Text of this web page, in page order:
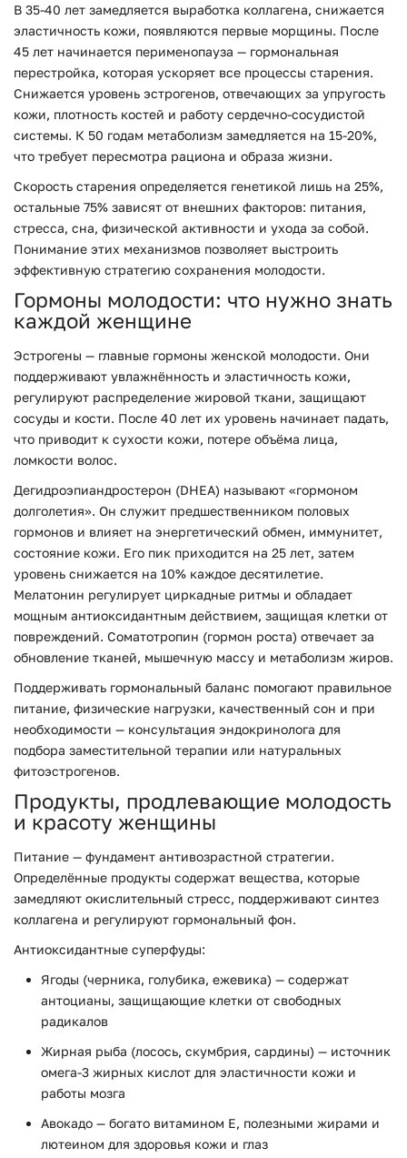
В 35-40 лет замедляется выработка коллагена, снижается
эластичность кожи, появляются первые морщины. После
45 лет начинается перименопауза — гормональная
перестройка, которая ускоряет все процессы старения.
Снижается уровень эстрогенов, отвечающих за упругость
кожи, плотность костей и работу сердечно-сосудистой
системы. К 50 годам метаболизм замедляется на 15-20%,
что требует пересмотра рациона и образа жизни.
Скорость старения определяется генетикой лишь на 25%,
остальные 75% зависят от внешних факторов: питания,
стресса, сна, физической активности и ухода за собой.
Понимание этих механизмов позволяет выстроить
эффективную стратегию сохранения молодости.
Гормоны молодости: что нужно знать
каждой женщине
Эстрогены — главные гормоны женской молодости. Они
поддерживают увлажнённость и эластичность кожи,
регулируют распределение жировой ткани, защищают
сосуды и кости. После 40 лет их уровень начинает падать,
что приводит к сухости кожи, потере объёма лица,
ломкости волос.
Дегидроэпиандростерон (DHEA) называют «гормоном
долголетия». Он служит предшественником половых
гормонов и влияет на энергетический обмен, иммунитет,
состояние кожи. Его пик приходится на 25 лет, затем
уровень снижается на 10% каждое десятилетие.
Мелатонин регулирует циркадные ритмы и обладает
мощным антиоксидантным действием, защищая клетки от
повреждений. Соматотропин (гормон роста) отвечает за
обновление тканей, мышечную массу и метаболизм жиров.
Поддерживать гормональный баланс помогают правильное
питание, физические нагрузки, качественный сон и при
необходимости — консультация эндокринолога для
подбора заместительной терапии или натуральных
фитоэстрогенов.
Продукты, продлевающие молодость
и красоту женщины
Питание — фундамент антивозрастной стратегии.
Определённые продукты содержат вещества, которые
замедляют окислительный стресс, поддерживают синтез
коллагена и регулируют гормональный фон.
Антиоксидантные суперфуды:
Ягоды (черника, голубика, ежевика) — содержат
антоцианы, защищающие клетки от свободных
радикалов
Жирная рыба (лосось, скумбрия, сардины) — источник
омега-3 жирных кислот для эластичности кожи и
работы мозга
Авокадо — богато витамином E, полезными жирами и
лютеином для здоровья кожи и глаз